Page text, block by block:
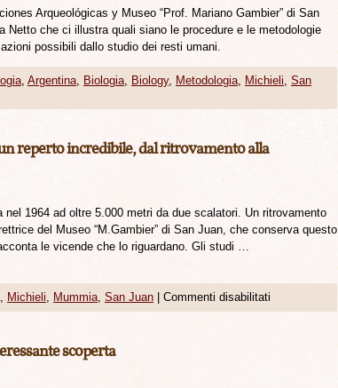
Arqueológicas y Museo “Prof. Mariano Gambier” di San
Netto che ci illustra quali siano le procedure e le metodologie
possibili dallo studio dei resti umani.
, Argentina, Biologia, Biology, Metodologia, Michieli, San
reperto incredibile, dal ritrovamento alla
nel 1964 ad oltre 5.000 metri da due scalatori. Un ritrovamento
del Museo “M.Gambier” di San Juan, che conserva questo
le vicende che lo riguardano. Gli studi …
, Michieli, Mummia, San Juan Commenti disabilitati
scoperta